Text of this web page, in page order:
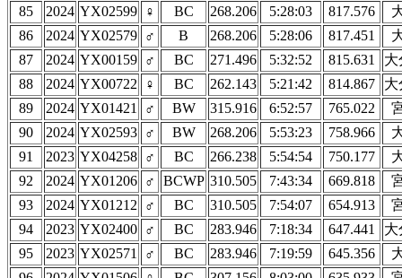
85
2024 YX02599 ♀ BC 268.206 5:28:03 817.576
86
2024 YX02579 ♂ B 268.206 5:28:06 817.451
87
2024 YX00159 ♂ BC 271.496 5:32:52 815.631
大
88
2024 YX00722 ♀ BC 262.143 5:21:42 814.867
大
89
2024 YX01421 ♂ BW 315.916 6:52:57 765.022
90
2024 YX02593 ♂ BW 268.206 5:53:23 758.966
91
2023 YX04258 ♂ BC 266.238 5:54:54 750.177
92
2024 YX01206 ♂ BCWP 310.505 7:43:34 669.818
93
2024 YX01212 ♂ BC 310.505 7:54:07 654.913
94
2023 YX02400 ♂ BC 283.946 7:18:34 647.441
大
95
2023 YX02571 ♂ BC 283.946 7:19:59 645.356